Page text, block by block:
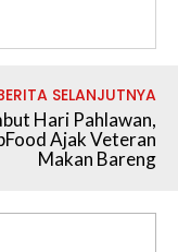
SELANJUTNYA
Hari Pahlawan,
Ajak Veteran
Makan Bareng